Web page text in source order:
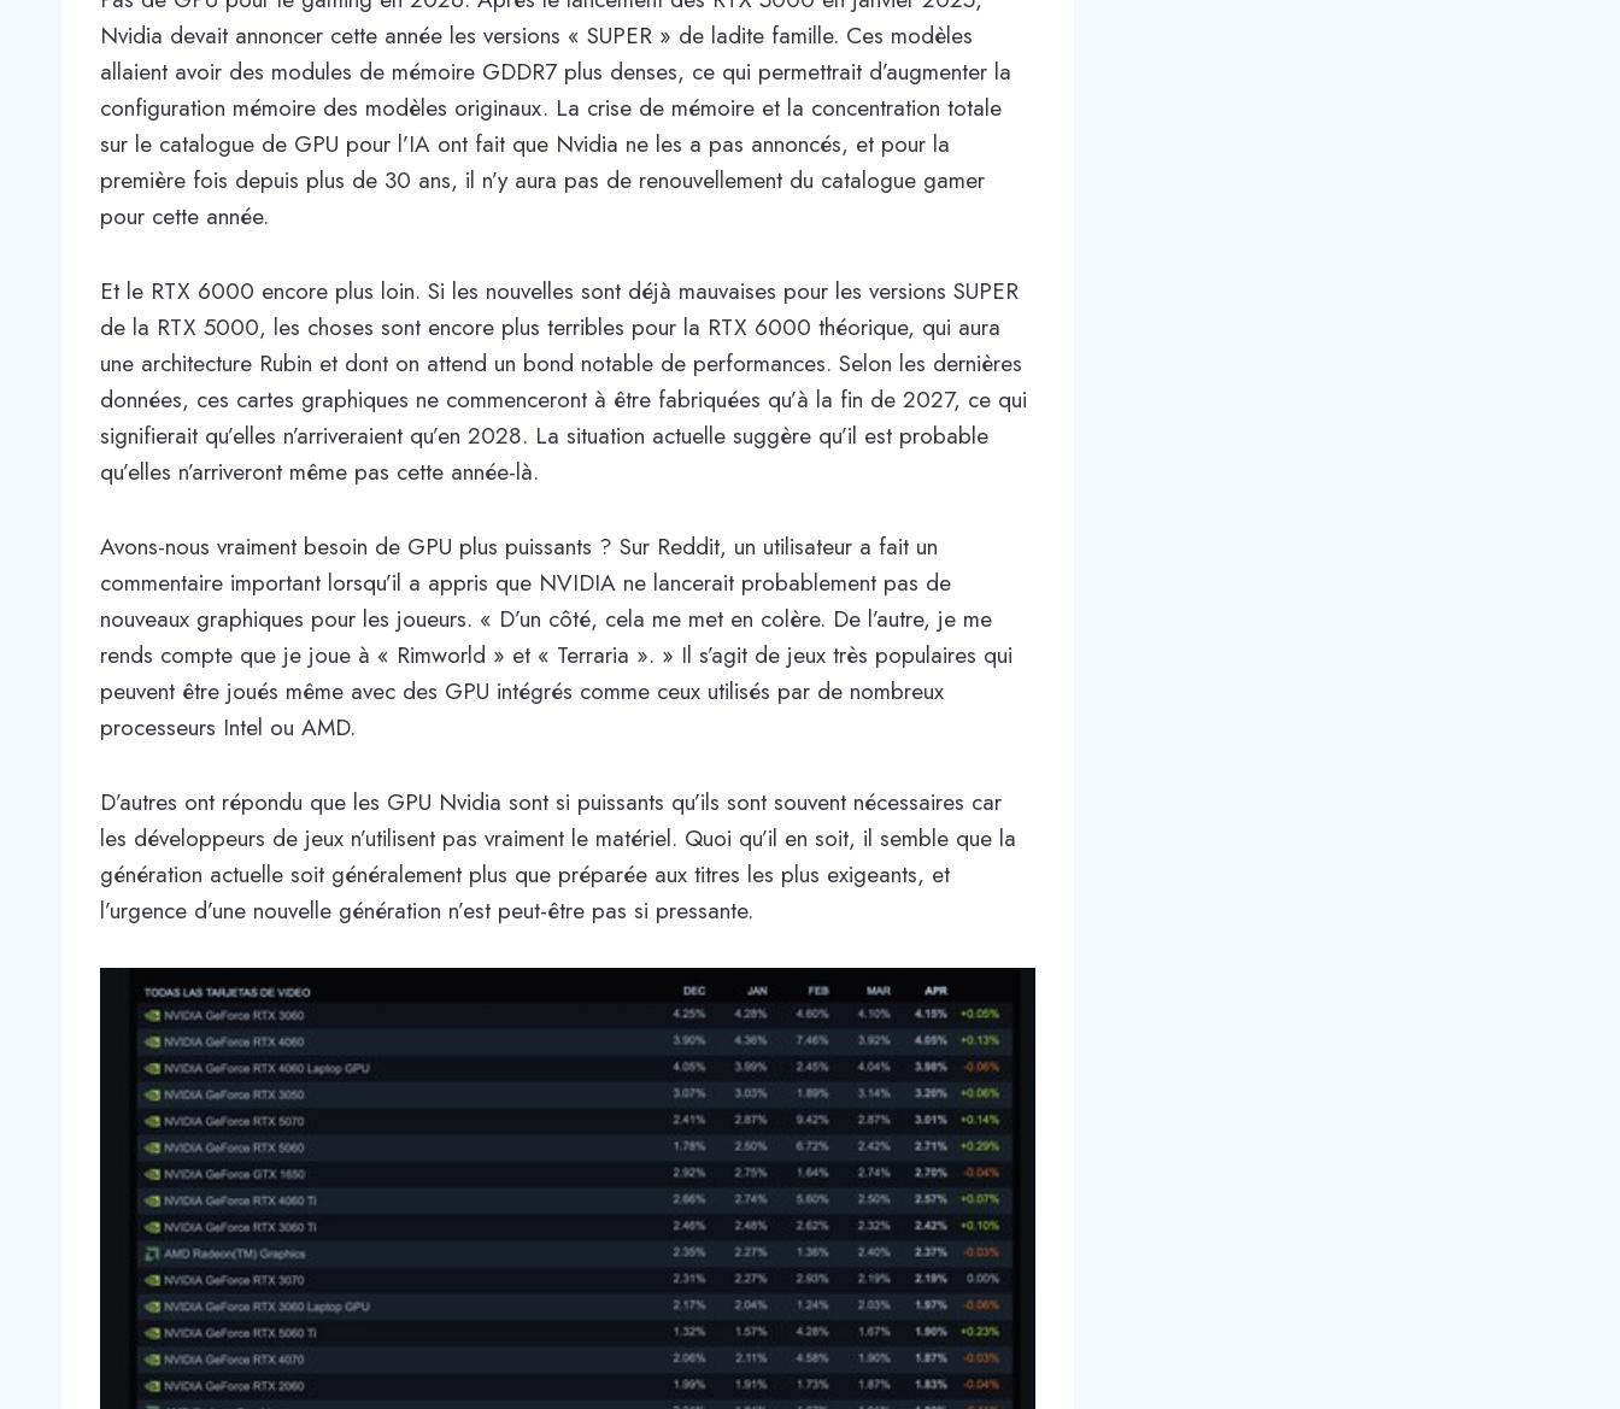
Nvidia devait annoncer cette année les versions « SUPER » de ladite famille. Ces modèles
allaient avoir des modules de mémoire GDDR7 plus denses, ce qui permettrait d’augmenter la
configuration mémoire des modèles originaux. La crise de mémoire et la concentration totale
sur le catalogue de GPU pour l’IA ont fait que Nvidia ne les a pas annoncés, et pour la
première fois depuis plus de 30 ans, il n’y aura pas de renouvellement du catalogue gamer
pour cette année.
Et le RTX 6000 encore plus loin. Si les nouvelles sont déjà mauvaises pour les versions SUPER
de la RTX 5000, les choses sont encore plus terribles pour la RTX 6000 théorique, qui aura
une architecture Rubin et dont on attend un bond notable de performances. Selon les dernières
données, ces cartes graphiques ne commenceront à être fabriquées qu’à la fin de 2027, ce qui
signifierait qu’elles n’arriveraient qu’en 2028. La situation actuelle suggère qu’il est probable
qu’elles n’arriveront même pas cette année-là.
Avons-nous vraiment besoin de GPU plus puissants ? Sur Reddit, un utilisateur a fait un
commentaire important lorsqu’il a appris que NVIDIA ne lancerait probablement pas de
nouveaux graphiques pour les joueurs. « D’un côté, cela me met en colère. De l’autre, je me
rends compte que je joue à « Rimworld » et « Terraria ». » Il s’agit de jeux très populaires qui
peuvent être joués même avec des GPU intégrés comme ceux utilisés par de nombreux
processeurs Intel ou AMD.
D’autres ont répondu que les GPU Nvidia sont si puissants qu’ils sont souvent nécessaires car
les développeurs de jeux n’utilisent pas vraiment le matériel. Quoi qu’il en soit, il semble que la
génération actuelle soit généralement plus que préparée aux titres les plus exigeants, et
l’urgence d’une nouvelle génération n’est peut-être pas si pressante.